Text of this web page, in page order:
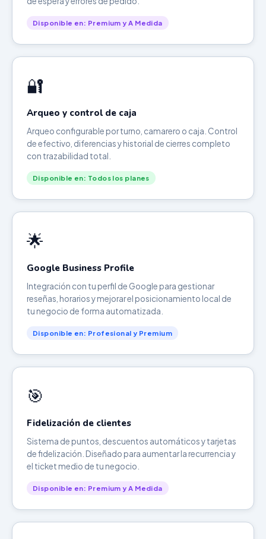
Disponible en: Premium y A Medida
🔐
Arqueo y control de caja
Arqueo configurable por turno, camarero o caja. Control
de efectivo, diferencias y historial de cierres completo
con trazabilidad total.
Disponible en: Todos los planes
🌟
Google Business Profile
Integración con tu perfil de Google para gestionar
reseñas, horarios y mejorar el posicionamiento local de
tu negocio de forma automatizada.
Disponible en: Profesional y Premium
🎯
Fidelización de clientes
Sistema de puntos, descuentos automáticos y tarjetas
de fidelización. Diseñado para aumentar la recurrencia y
el ticket medio de tu negocio.
Disponible en: Premium y A Medida